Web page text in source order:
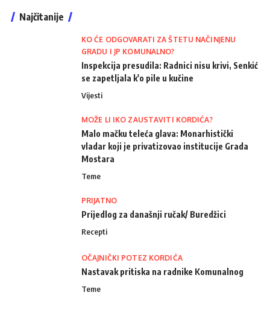
Najčitanije
KO ĆE ODGOVARATI ZA ŠTETU NAČINJENU
GRADU I JP KOMUNALNO?
Inspekcija presudila: Radnici nisu krivi, Senkić
se zapetljala k'o pile u kučine
Vijesti
MOŽE LI IKO ZAUSTAVITI KORDIĆA?
Malo mačku teleća glava: Monarhistički
vladar koji je privatizovao institucije Grada
Mostara
Teme
PRIJATNO
Prijedlog za današnji ručak/ Buredžici
Recepti
OČAJNIČKI POTEZ KORDIĆA
Nastavak pritiska na radnike Komunalnog
Teme